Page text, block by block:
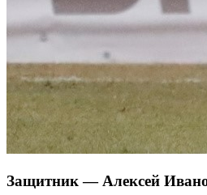
Защитник — Алексей